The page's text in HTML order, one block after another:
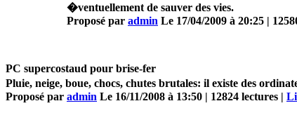
�ventuellement de sauver des vies.
Proposé par admin Le 17/04/2009 à 20:25 |
PC supercostaud pour brise-fer
Pluie, neige, boue, chocs, chutes brutales: il existe des
Proposé par admin Le 16/11/2008 à 13:50 | 12824 lectures |